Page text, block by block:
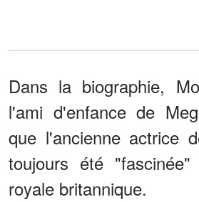
Dans la biographie,
l'ami d'enfance de
que l'ancienne actrice
toujours été
royale britannique.